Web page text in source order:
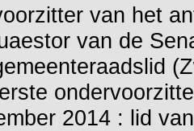
van het
van de
2014 : lid